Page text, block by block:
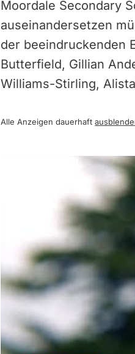
Moordale Secondary
auseinandersetzen
der beeindruckenden
Butterfield, Gillian
Williams-Stirling,
Alle Anzeigen dauerhaft